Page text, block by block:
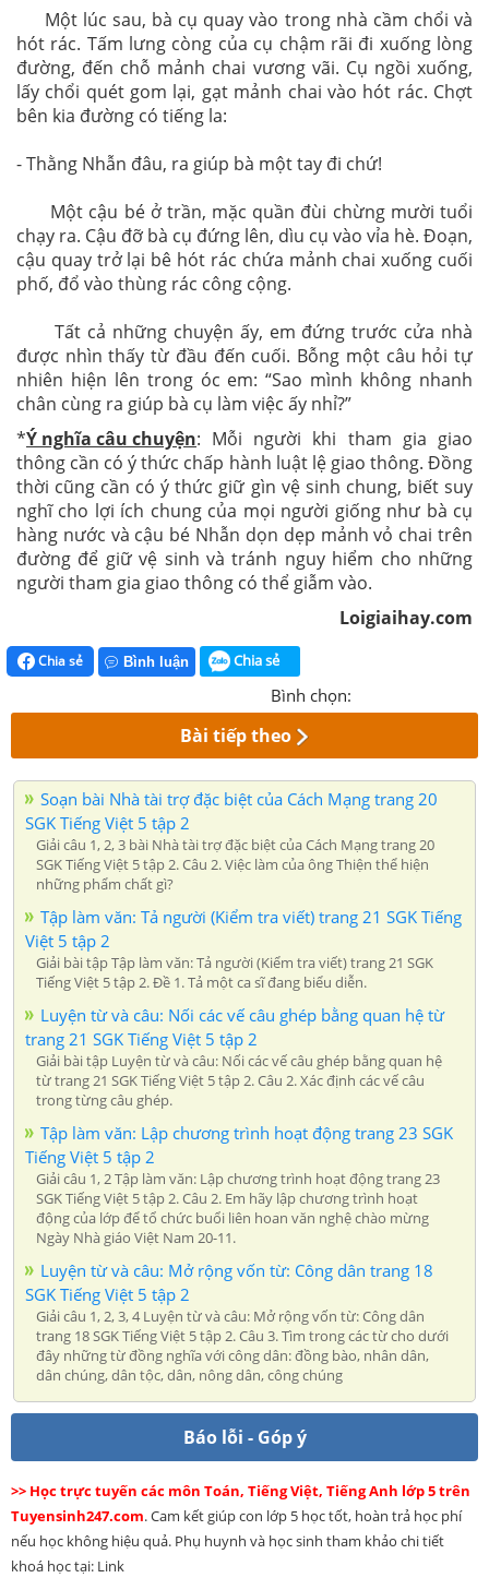
Một lúc sau, bà cụ quay vào trong nhà cầm chổi và
hót rác. Tấm lưng còng của cụ chậm rãi đi xuống lòng
đường, đến chỗ mảnh chai vương vãi. Cụ ngồi xuống,
lấy chổi quét gom lại, gạt mảnh chai vào hót rác. Chợt
bên kia đường có tiếng la:
- Thằng Nhẫn đâu, ra giúp bà một tay đi chứ!
Một cậu bé ở trần, mặc quần đùi chừng mười tuổi
chạy ra. Cậu đỡ bà cụ đứng lên, dìu cụ vào vỉa hè. Đoạn,
cậu quay trở lại bê hót rác chứa mảnh chai xuống cuối
phố, đổ vào thùng rác công cộng.
Tất cả những chuyện ấy, em đứng trước cửa nhà
được nhìn thấy từ đầu đến cuối. Bỗng một câu hỏi tự
nhiên hiện lên trong óc em: “Sao mình không nhanh
chân cùng ra giúp bà cụ làm việc ấy nhỉ?”
*Ý nghĩa câu chuyện: Mỗi người khi tham gia giao
thông cần có ý thức chấp hành luật lệ giao thông. Đồng
thời cũng cần có ý thức giữ gìn vệ sinh chung, biết suy
nghĩ cho lợi ích chung của mọi người giống như bà cụ
hàng nước và cậu bé Nhẫn dọn dẹp mảnh vỏ chai trên
đường để giữ vệ sinh và tránh nguy hiểm cho những
người tham gia giao thông có thể giẫm vào.
Loigiaihay.com
Chia sẻ Bình luận Chia sẻ
Bình chọn:
Bài tiếp theo
Soạn bài Nhà tài trợ đặc biệt của Cách Mạng trang 20
SGK Tiếng Việt 5 tập 2
Giải câu 1, 2, 3 bài Nhà tài trợ đặc biệt của Cách Mạng trang 20
SGK Tiếng Việt 5 tập 2. Câu 2. Việc làm của ông Thiện thể hiện
những phẩm chất gì?
Tập làm văn: Tả người (Kiểm tra viết) trang 21 SGK Tiếng
Việt 5 tập 2
Giải bài tập Tập làm văn: Tả người (Kiểm tra viết) trang 21 SGK
Tiếng Việt 5 tập 2. Đề 1. Tả một ca sĩ đang biểu diễn.
Luyện từ và câu: Nối các vế câu ghép bằng quan hệ từ
trang 21 SGK Tiếng Việt 5 tập 2
Giải bài tập Luyện từ và câu: Nối các vế câu ghép bằng quan hệ
từ trang 21 SGK Tiếng Việt 5 tập 2. Câu 2. Xác định các vế câu
trong từng câu ghép.
Tập làm văn: Lập chương trình hoạt động trang 23 SGK
Tiếng Việt 5 tập 2
Giải câu 1, 2 Tập làm văn: Lập chương trình hoạt động trang 23
SGK Tiếng Việt 5 tập 2. Câu 2. Em hãy lập chương trình hoạt
động của lớp để tổ chức buổi liên hoan văn nghệ chào mừng
Ngày Nhà giáo Việt Nam 20-11.
Luyện từ và câu: Mở rộng vốn từ: Công dân trang 18
SGK Tiếng Việt 5 tập 2
Giải câu 1, 2, 3, 4 Luyện từ và câu: Mở rộng vốn từ: Công dân
trang 18 SGK Tiếng Việt 5 tập 2. Câu 3. Tìm trong các từ cho dưới
đây những từ đồng nghĩa với công dân: đồng bào, nhân dân,
dân chúng, dân tộc, dân, nông dân, công chúng
Báo lỗi - Góp ý
>> Học trực tuyến các môn Toán, Tiếng Việt, Tiếng Anh lớp 5 trên
Tuyensinh247.com. Cam kết giúp con lớp 5 học tốt, hoàn trả học phí
nếu học không hiệu quả. Phụ huynh và học sinh tham khảo chi tiết
khoá học tại: Link